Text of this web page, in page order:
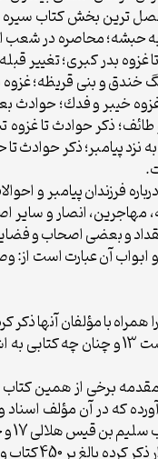
باب و شامل 1004 روايت،
محاصره در شعب
بدر كبرى؛ تغيير
خندق و بنى قريظه؛
غزوه خيبر و فدك؛
ذكر حوادث تا
پيامبر؛ ذكر حوادث
چهارده باب و 393 حديث
انصار و ساير
و بعضى اصحاب و
سه باب و مشتمل بر 131حديث
توثيقى كه درباره آنها
برخى از همين